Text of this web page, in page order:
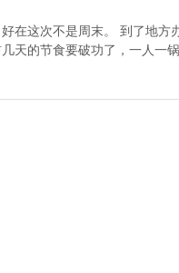
在这次不是周末。 到了地方
天的节食要破功了，一人一